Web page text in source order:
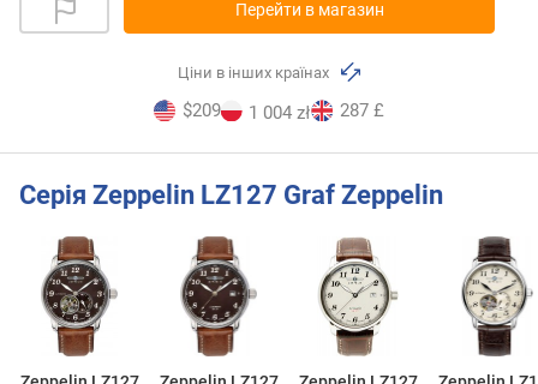
Перейти в магазин
Ціни в інших країнах
$209 1 004 zł 287 £
Серія Zeppelin LZ127 Graf Zeppelin